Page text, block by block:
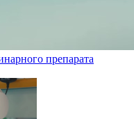
препарата